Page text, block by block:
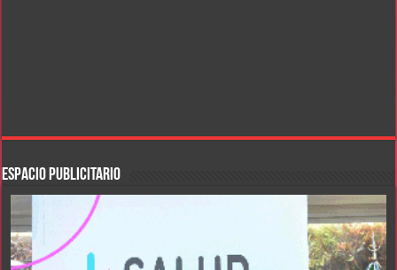
ESPACIO PUBLICITARIO